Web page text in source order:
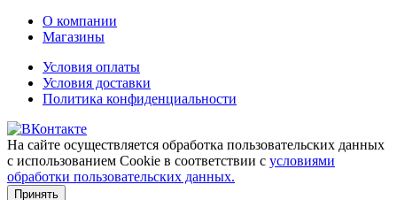
О компании
Магазины
Условия оплаты
Условия доставки
Политика конфиденциальности
На сайте осуществляется обработка пользовательских данных
с использованием Cookie в соответствии с условиями
обработки пользовательских данных.
Принять